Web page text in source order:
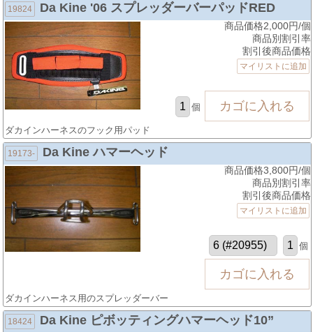
19824 Da Kine '06 スプレッダーバーパッドRED
商品価格2,000円/個
商品別割引率
割引後商品価格
マイリストに追加
個
ダカインハーネスのフック用パッド
19173- Da Kine ハマーヘッド
商品価格3,800円/個
商品別割引率
割引後商品価格
マイリストに追加
個
ダカインハーネス用のスプレッダーバー
18424 Da Kine ピボッティングハマーヘッド10”